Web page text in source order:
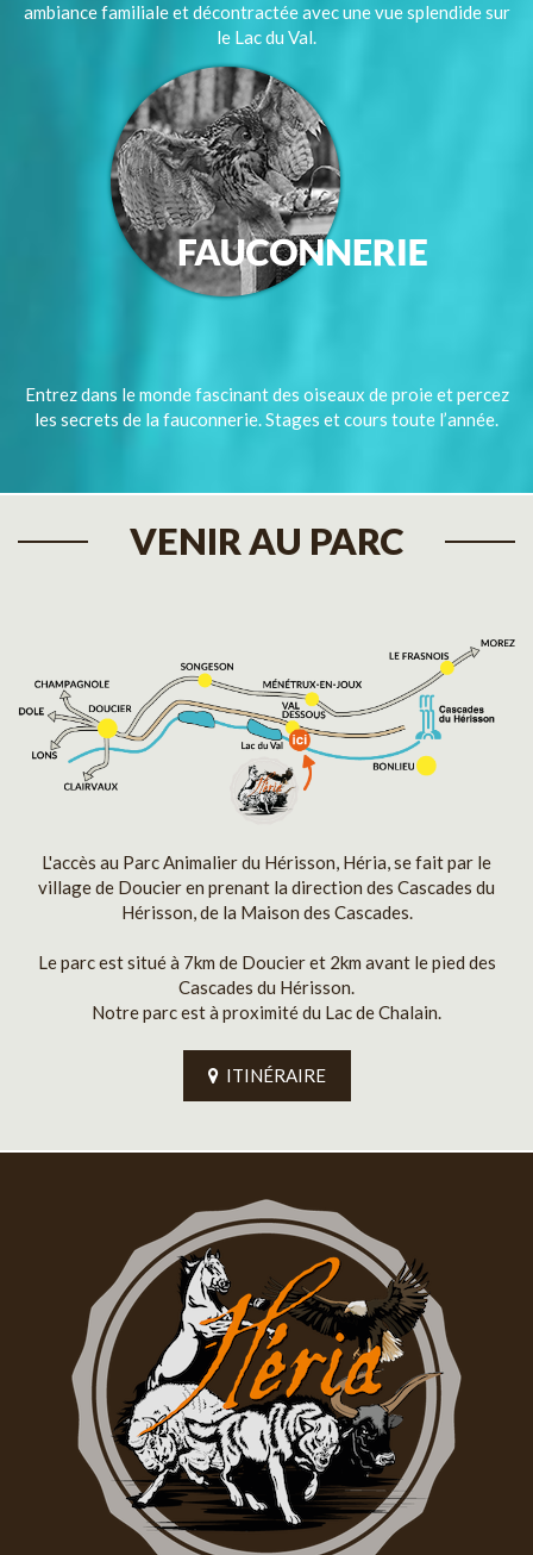
ambiance familiale et décontractée avec une vue splendide sur
le Lac du Val.
Entrez dans le monde fascinant des oiseaux de proie et percez
les secrets de la fauconnerie. Stages et cours toute l’année.
VENIR AU PARC
L'accès au Parc Animalier du Hérisson, Héria, se fait par le
village de Doucier en prenant la direction des Cascades du
Hérisson, de la Maison des Cascades.
Le parc est situé à 7km de Doucier et 2km avant le pied des
Cascades du Hérisson.
Notre parc est à proximité du Lac de Chalain.
ITINÉRAIRE